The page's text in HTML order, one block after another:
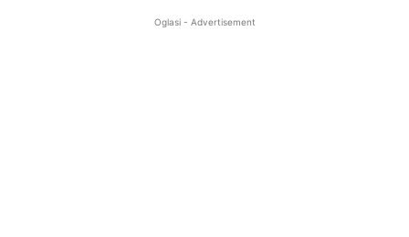
Oglasi - Advertisement